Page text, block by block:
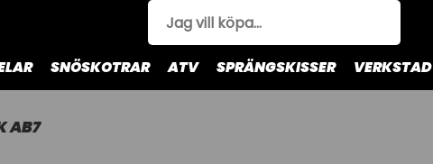
SNÖSKOTRAR ATV SPRÄNGSKISSER VERKSTAD
AB7